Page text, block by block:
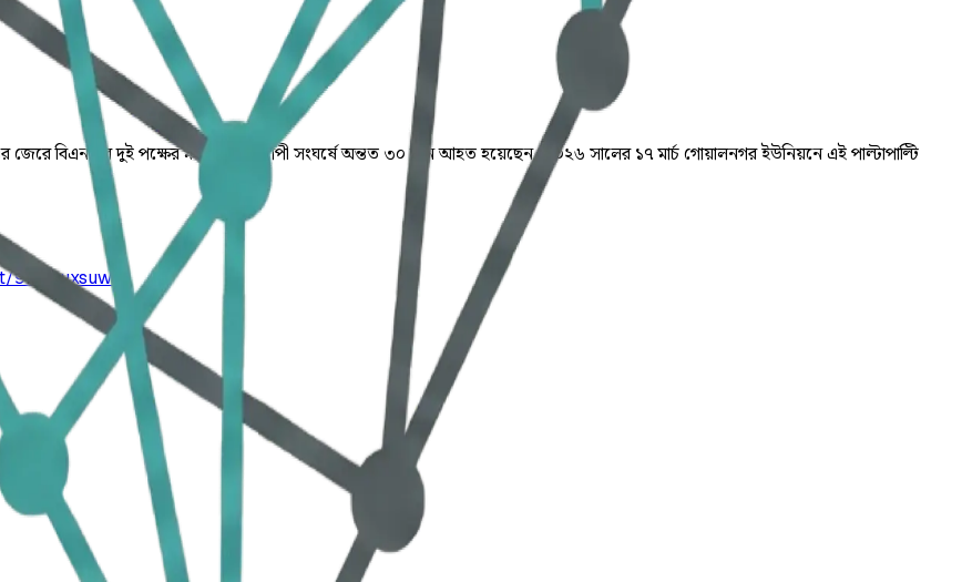
জেরে বিএনপির দুই পক্ষের মধ্যে ৫ ঘণ্টাব্যাপী সংঘর্ষে অন্তত ৩০ জন আহত হয়েছেন। ২০২৬ সালের ১৭ মার্চ গোয়ালনগর ইউনিয়নে এই পাল্টাপাল্টি
9k0kuxsuwi